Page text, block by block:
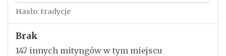
Hasło: tradycje
Brak
147 innych mityngów w tym miejscu